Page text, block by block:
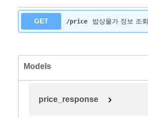
GET /price 밥상물가 정보 조회
Models
price_response